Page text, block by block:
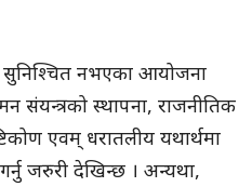
सुनिश्चित नभएका आयोजना
संयन्त्रको स्थापना, राजनीतिक
एवम् धरातलीय यथार्थमा
जरुरी देखिन्छ । अन्यथा,